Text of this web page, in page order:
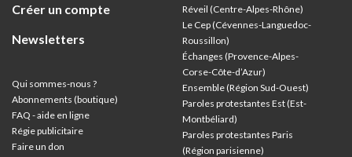
Créer un compte
Newsletters
Qui sommes-nous ?
Abonnements (boutique)
FAQ - aide en ligne
Régie publicitaire
Faire un don
Réveil (Centre-Alpes-Rhône)
Le Cep (Cévennes-Languedoc-
Roussillon)
Échanges (Provence-Alpes-
Corse-Côte-d’Azur)
Ensemble (Région Sud-Ouest)
Paroles protestantes Est (Est-
Montbéliard)
Paroles protestantes Paris
(Région parisienne)